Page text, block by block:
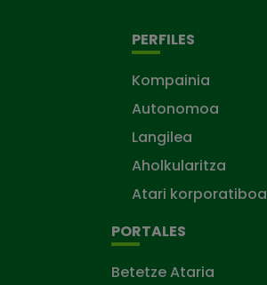
PERFILES
Kompainia
Autonomoa
Langilea
Aholkularitza
Atari korporatiboa
PORTALES
Betetze Ataria